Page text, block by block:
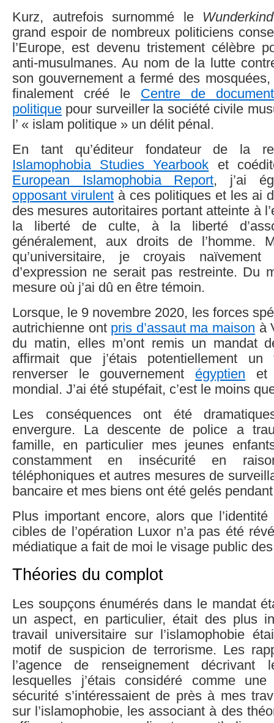
Kurz, autrefois surnommé le Wunderkind
grand espoir de nombreux politiciens
l’Europe, est devenu tristement célèbre
anti-musulmanes. Au nom de la lutte
son gouvernement a fermé des
finalement créé le Centre de
politique pour surveiller la société civile
l’ « islam politique » un délit pénal.
En tant qu’éditeur fondateur de la
Islamophobia Studies Yearbook et
European Islamophobia Report, j’ai
opposant virulent à ces politiques et les ai
des mesures autoritaires portant atteinte à
la liberté de culte, à la liberté
généralement, aux droits de l’homme.
qu’universitaire, je croyais
d’expression ne serait pas restreinte. Du
mesure où j’ai dû en être témoin.
Lorsque, le 9 novembre 2020, les forces
autrichienne ont pris d’assaut ma maison à
du matin, elles m’ont remis un mandat
affirmait que j’étais potentiellement un
renverser le gouvernement égyptien et
mondial. J’ai été stupéfait, c’est le moins
Les conséquences ont été
envergure. La descente de police a
famille, en particulier mes jeunes
constamment en insécurité en
téléphoniques et autres mesures de
bancaire et mes biens ont été gelés
Plus important encore, alors que
cibles de l’opération Luxor n’a pas été
médiatique a fait de moi le visage public
Théories du complot
Les soupçons énumérés dans le mandat
un aspect, en particulier, était des plus
travail universitaire sur l’islamophobie
motif de suspicion de terrorisme. Les
l’agence de renseignement décrivant
lesquelles j’étais considéré comme
sécurité s’intéressaient de près à mes
sur l’islamophobie, les associant à des